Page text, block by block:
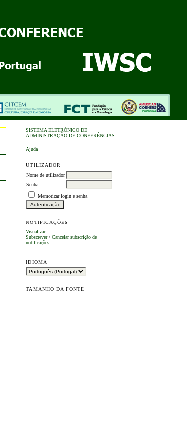
SISTEMA ELETRÓNICO DE
ADMINISTRAÇÃO DE CONFERÊNCIAS
Ajuda
UTILIZADOR
Nome de utilizador
Senha
Memorizar login e senha
NOTIFICAÇÕES
Visualizar
Subscrever/Cancelar subscrição de
notificações
IDIOMA
TAMANHO DA FONTE